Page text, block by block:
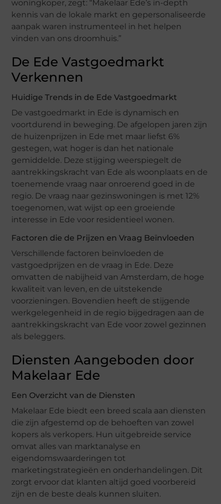
woningkoper, zegt: “Makelaar Ede’s in-depth
kennis van de lokale markt en gepersonaliseerde
aanpak waren instrumenteel in het helpen
vinden van ons droomhuis.”
De Ede Vastgoedmarkt
Verkennen
Huidige Trends in de Ede Vastgoedmarkt
De vastgoedmarkt in Ede is dynamisch en
voortdurend in beweging. De afgelopen jaren zijn
de huizenprijzen in Ede met maar liefst 6%
gestegen, wat hoger is dan het nationale
gemiddelde. Deze stijging weerspiegelt de
aantrekkingskracht van Ede als woonplaats en de
toenemende vraag naar onroerend goed in de
regio. De vraag naar gezinswoningen is met 12%
toegenomen, wat wijst op een groeiende
interesse in Ede voor residentieel wonen.
Factoren die de Prijzen en Vraag Beïnvloeden
Verschillende factoren beïnvloeden de
vastgoedprijzen en de vraag in Ede. Deze
omvatten de nabijheid van Amsterdam, de hoge
kwaliteit van leven, en de uitstekende
voorzieningen. Bovendien heeft de stijgende
werkgelegenheid in de regio bijgedragen aan de
aantrekkingskracht van Ede voor zowel gezinnen
als beleggers.
Diensten Aangeboden door
Makelaar Ede
Een Overzicht van de Diensten
Makelaar Ede biedt een breed scala aan diensten
die zijn afgestemd op de behoeften van zowel
kopers als verkopers. Hun uitgebreide service
omvat alles van marktanalyse en
eigendomswaarderingen tot
marketingstrategieën en onderhandelingen. Dit
zorgt ervoor dat klanten altijd goed voorbereid
zijn en de beste deals kunnen sluiten.